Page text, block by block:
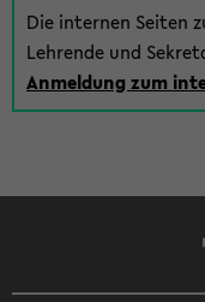
Die internen Seiten
Lehrende und
Anmeldung zum